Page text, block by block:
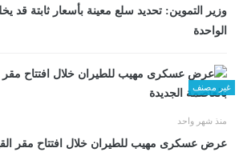
وزير التموين: تحديد سلع معينة بأسعار ثابتة
الواحدة
غير مصنف
منذ شهر واحد
عرض عسكرى مهيب للطيران خلال افتتاح مقر